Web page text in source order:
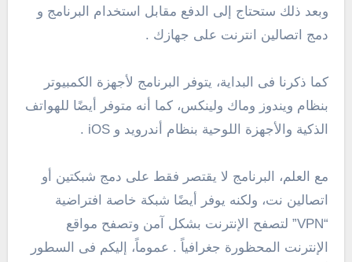
وبعد ذلك ستحتاج إلى الدفع مقابل استخدام البرنامج و
دمج اتصالين انترنت على جهازك .
كما ذكرنا فى البداية، يتوفر البرنامج لأجهزة الكمبيوتر
بنظام ويندوز وماك ولينكس، كما أنه متوفر أيضًا للهواتف
الذكية والأجهزة اللوحية بنظام أندرويد و iOS .
مع العلم، البرنامج لا يقتصر فقط على دمج شبكتين أو
اتصالين نت، ولكنه يوفر أيضًا شبكة خاصة افتراضية
“VPN” لتصفح الإنترنت بشكل آمن وتصفح مواقع
الإنترنت المحظورة جغرافياً . عموماً، إليكم فى السطور